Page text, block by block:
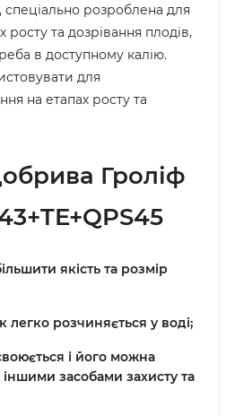
розроблена для
росту та дозрівання плодів,
в доступному калію.
для
на етапах росту та
Гроліф
якість та розмір
розчиняється у воді;
і його можна
засобами захисту та